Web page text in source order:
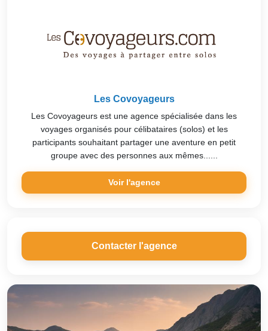
Les Covoyageurs
Les Covoyageurs est une agence spécialisée dans les
voyages organisés pour célibataires (solos) et les
participants souhaitant partager une aventure en petit
groupe avec des personnes aux mêmes......
Voir l'agence
Contacter l'agence